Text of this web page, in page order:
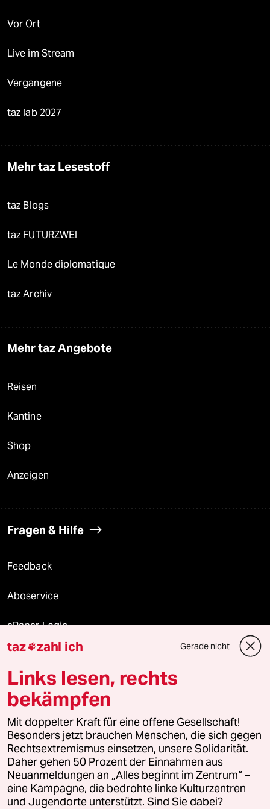
Vor Ort
Live im Stream
Vergangene
taz lab 2027
Mehr taz Lesestoff
taz Blogs
taz FUTURZWEI
Le Monde diplomatique
taz Archiv
Mehr taz Angebote
Reisen
Kantine
Shop
Anzeigen
Fragen & Hilfe
Feedback
Aboservice
ePaper Login
Downloads für Abonnierende
© 2026 taz Verlags und Vertriebs GmbH
Alle Rechte vorbehalten. Bei rechtlichen Fragen oder für Genehmigungen
wenden Sie sich bitte an
lizenzen@taz.de
Feedback Redaktionsstatut Kommune-Richtlinien
Leitlinie Informant Datenschutz Impressum AGB
taz zahl ich Gerade nicht
Links lesen, rechts
bekämpfen
Mit doppelter Kraft für eine offene Gesellschaft!
Besonders jetzt brauchen Menschen, die sich gegen
Rechtsextremismus einsetzen, unsere Solidarität.
Daher gehen 50 Prozent der Einnahmen aus
Neuanmeldungen an „Alles beginnt im Zentrum“ –
eine Kampagne, die bedrohte linke Kulturzentren
und Jugendorte unterstützt. Sind Sie dabei?